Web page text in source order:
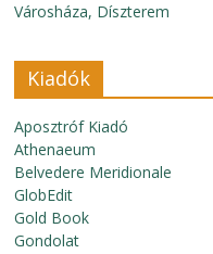
Városháza, Díszterem
Kiadók
Aposztróf Kiadó
Athenaeum
Belvedere Meridionale
GlobEdit
Gold Book
Gondolat